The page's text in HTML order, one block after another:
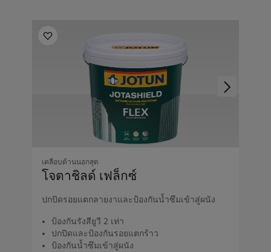
เคลือบด้านนอกสุด
โจตาชิลด์ เฟล็กซ์
ปกปิดรอยแตกลายงาและป้องกันน้ำซึมเข้าสู่ผนัง
ป้องกันรังสียูวี 2 เท่า
ปกปิดและป้องกันรอยแตกร้าว
ป้องกันน้ำซึมเข้าสู่ผนัง